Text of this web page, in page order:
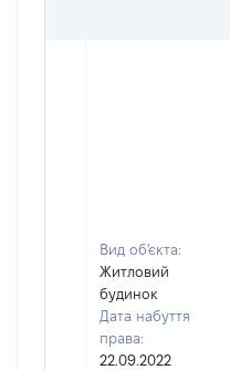
Вид об'єкта:
Житловий
будинок
Дата набуття
права:
22.09.2022